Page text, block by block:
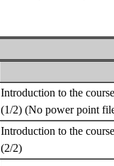
Introduction to the
(1/2) (No power point
Introduction to the
(2/2)